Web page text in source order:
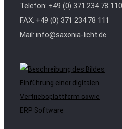
Telefon: +49 (0) 371 234 78 110
FAX: +49 (0) 371 234 78 111
Mail: info@saxonia-licht.de
Einführung einer digitalen
Vertriebsplattform sowie
ERP Software